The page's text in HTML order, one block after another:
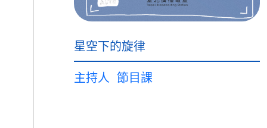
星空下的旋律
主持人 節目課